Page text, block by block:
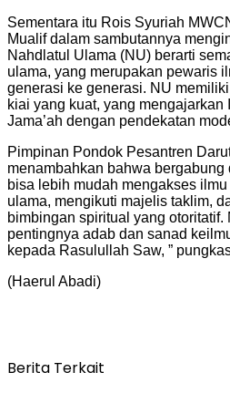
Sementara itu Rois Syuriah
Mualif dalam sambutannya
Nahdlatul Ulama (NU) berarti
ulama, yang merupakan pewaris
generasi ke generasi. NU
kiai yang kuat, yang mengajarkan
Jama’ah dengan pendekatan
Pimpinan Pondok Pesantren
menambahkan bahwa
bisa lebih mudah mengakses
ulama, mengikuti majelis taklim,
bimbingan spiritual yang
pentingnya adab dan sanad
kepada Rasulullah Saw, ”
(Haerul Abadi)
Berita Terkait